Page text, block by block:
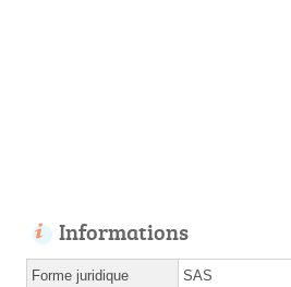
Informations
Forme juridique SAS